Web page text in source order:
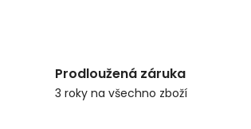
Prodloužená záruka
3 roky na všechno zboží